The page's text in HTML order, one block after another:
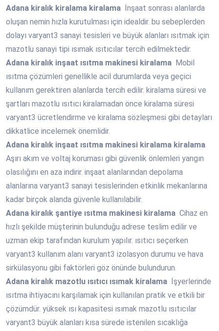
Adana kiralık kiralama kiralama İnşaat sonrası alanlarda
oluşan nemin hızla kurutulması için idealdir. bu sebeplerden
dolayı varyant3 sanayi tesisleri ve büyük alanları ısıtmak için
mazotlu sanayi tipi ısımak ısıtıcılar tercih edilmektedir.
Adana kiralık inşaat ısıtma makinesi kiralama Mobil
ısıtma çözümleri genellikle acil durumlarda veya geçici
kullanım gerektiren alanlarda tercih edilir. kiralama süresi ve
şartları mazotlu ısıtıcı kiralamadan önce kiralama süresi
varyant3 ücretlendirme ve kiralama sözleşmesi gibi detayları
dikkatlice incelemek önemlidir.
Adana kiralık inşaat ısıtma makinesi kiralama kiralama
Aşırı akım ve voltaj koruması gibi güvenlik önlemleri yangın
olasılığını en aza indirir. inşaat alanlarından depolama
alanlarına varyant3 sanayi tesislerinden etkinlik mekanlarına
kadar birçok alanda güvenle kullanılabilir.
Adana kiralık şantiye ısıtma makinesi kiralama Cihaz en
hızlı şekilde müşterinin bulunduğu adrese teslim edilir ve
uzman ekip tarafından kurulum yapılır. ısıtıcı seçerken
varyant3 kullanım alanı varyant3 izolasyon durumu ve hava
sirkülasyonu gibi faktörleri göz önünde bulundurun.
Adana kiralık mazotlu ısıtıcı ısımak kiralama İşyerlerinde
ısıtma ihtiyacını karşılamak için kullanılan pratik ve etkili bir
çözümdür. yüksek ısı kapasitesi ısımak mazotlu ısıtıcılar
varyant3 büyük alanları kısa sürede istenilen sıcaklığa